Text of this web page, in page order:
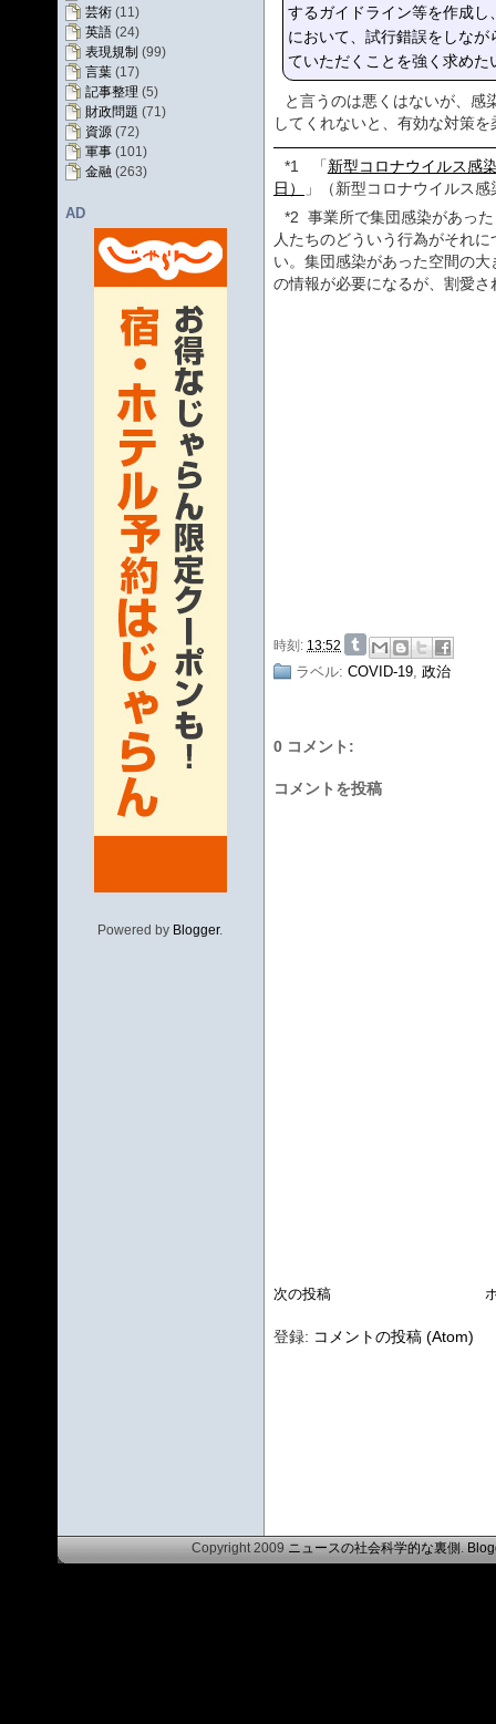
芸術 (11)
英語 (24)
表現規制 (99)
言葉 (17)
記事整理 (5)
財政問題 (71)
資源 (72)
軍事 (101)
金融 (263)
AD
Powered by Blogger.
するガイドライン等を作成
において、試行錯誤をしな
ていただくことを強く求めた
と言うのは悪くはないが、感
してくれないと、有効な対策
*1 「新型コロナウイルス感
日）
」（新型コロナウイルス
*2 事業所で集団感染があっ
人たちのどういう行為がそれ
い。集団感染があった空間の
の情報が必要になるが、割愛さ
時刻: 13:52
ラベル: COVID-19, 政治
0 コメント:
コメントを投稿
次の投稿
登録: コメントの投稿 (Atom)
Copyright 2009 ニュースの社会科学的な裏側.